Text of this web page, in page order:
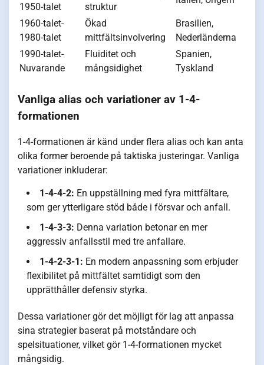
1950-talet
struktur
1960-talet-
1980-talet
Ökad
mittfältsinvolvering
Brasilien,
Nederländerna
1990-talet-
Nuvarande
Fluiditet och
mångsidighet
Spanien,
Tyskland
Vanliga alias och variationer av 1-4-
formationen
1-4-formationen är känd under flera alias och kan anta
olika former beroende på taktiska justeringar. Vanliga
variationer inkluderar:
1-4-4-2: En uppställning med fyra mittfältare,
som ger ytterligare stöd både i försvar och anfall.
1-4-3-3: Denna variation betonar en mer
aggressiv anfallsstil med tre anfallare.
1-4-2-3-1: En modern anpassning som erbjuder
flexibilitet på mittfältet samtidigt som den
upprätthåller defensiv styrka.
Dessa variationer gör det möjligt för lag att anpassa
sina strategier baserat på motståndare och
spelsituationer, vilket gör 1-4-formationen mycket
mångsidig.